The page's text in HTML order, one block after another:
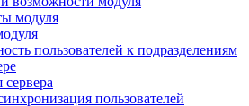
модуля
пользователей к подразделениям
сервера
пользователей